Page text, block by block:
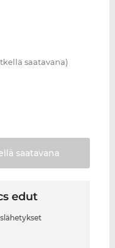
saatavana)
saatavana
edut